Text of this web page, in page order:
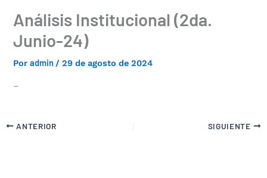
Análisis Institucional (2da.
Junio-24)
Poradmin /29 de agosto de 2024
–
ANTERIOR SIGUIENTE